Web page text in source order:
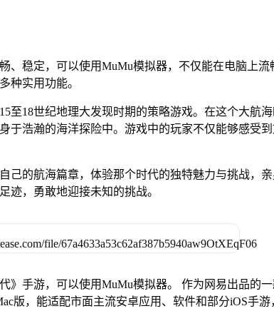
、稳定，可以使用MuMu模拟器，不仅能在电脑上流
种实用功能。
至18世纪地理大发现时期的策略游戏。在这个大航
于浩瀚的海洋探险中。游戏中的玩家不仅能够感受
己的航海篇章，体验那个时代的独特魅力与挑战，亲
迹，勇敢地迎接未知的挑战。
》手游，可以使用MuMu模拟器。 作为网易出品的
版，能适配市面主流安卓应用、软件和部分iOS手游